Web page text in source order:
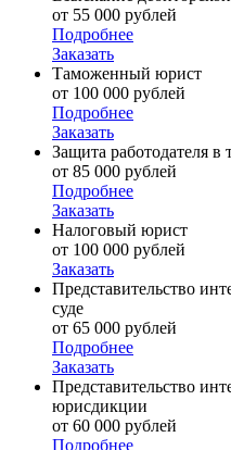
от 55 000 рублей
Подробнее
Заказать
Таможенный юрист
от 100 000 рублей
Подробнее
Заказать
Защита работодателя в
от 85 000 рублей
Подробнее
Заказать
Налоговый юрист
от 100 000 рублей
Заказать
Представительство
суде
от 65 000 рублей
Подробнее
Заказать
Представительство
юрисдикции
от 60 000 рублей
Подробнее